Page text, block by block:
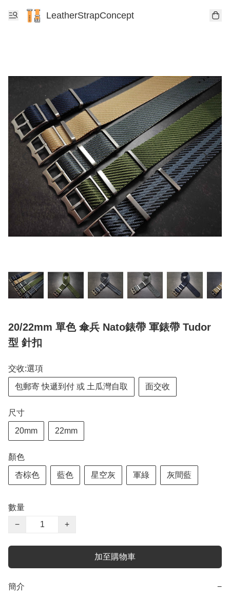
LeatherStrapConcept
20/22mm 單色 傘兵 Nato錶帶 軍錶帶 Tudor
型 針扣
交收:選項
包郵寄 快遞到付 或 土瓜灣自取 面交收
尺寸
20mm 22mm
顏色
杏棕色 藍色 星空灰 軍綠 灰間藍
數量
−
+
加至購物車
簡介 −